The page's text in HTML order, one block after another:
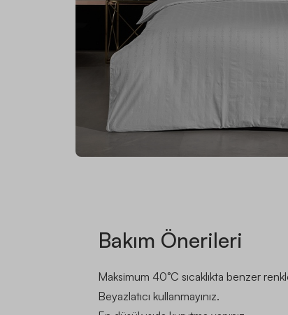
Bakım Önerileri
Maksimum 40°C sıcaklıkta benzer
Beyazlatıcı kullanmayınız.